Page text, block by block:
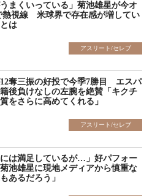
うまくいっている」菊池雄星が今オ
熱視線 米球界で存在感が増してい
は
アスリート/セレブ
奪三振の好投で今季7勝目 エスパ
後負けなしの左腕を絶賛「キクチ
をさらに高めてくれる」
アスリート/セレブ
には満足しているが…」好パフォー
池雄星に現地メディアから慎重な
あるだろう」